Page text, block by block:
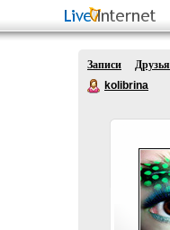
Записи Друзья
kolibrina